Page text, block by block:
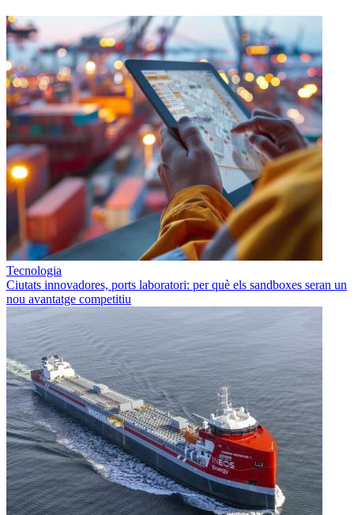
Tecnologia
Ciutats innovadores, ports laboratori: per què els sandboxes seran un
nou avantatge competitiu